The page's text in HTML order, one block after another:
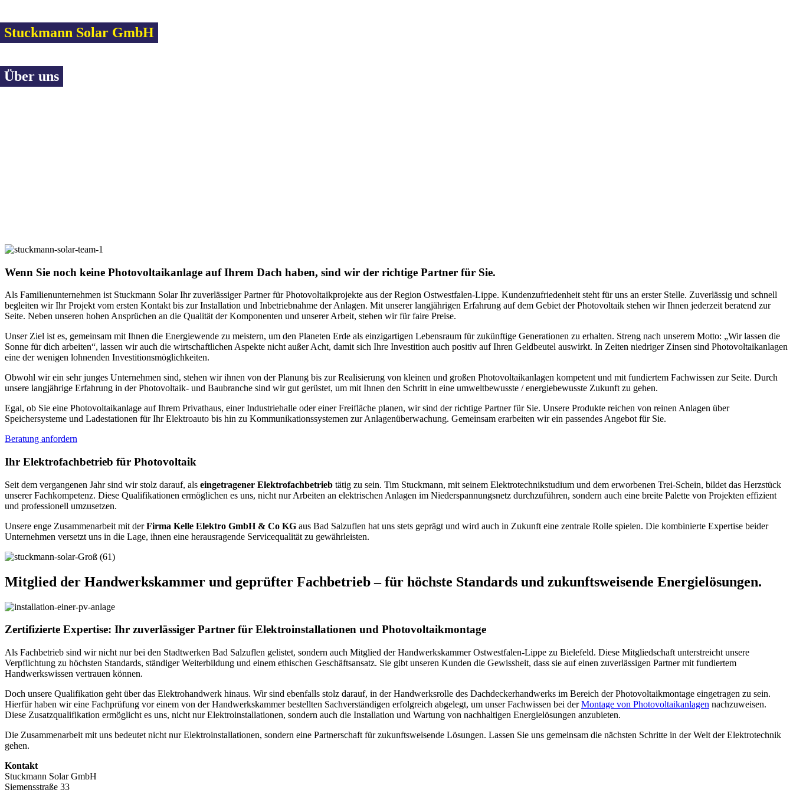
Stuckmann Solar GmbH
Über uns
Wenn Sie noch keine Photovoltaikanlage auf Ihrem Dach haben, sind wir der richtige Partner für Sie.
Als Familienunternehmen ist Stuckmann Solar Ihr zuverlässiger Partner für Photovoltaikprojekte aus der Region Ostwestfalen-Lippe. Kundenzufriedenheit steht für uns an erster Stelle. Zuverlässig und schnell
begleiten wir Ihr Projekt vom ersten Kontakt bis zur Installation und Inbetriebnahme der Anlagen. Mit unserer langjährigen Erfahrung auf dem Gebiet der Photovoltaik stehen wir Ihnen jederzeit beratend zur
Seite. Neben unseren hohen Ansprüchen an die Qualität der Komponenten und unserer Arbeit, stehen wir für faire Preise.
Unser Ziel ist es, gemeinsam mit Ihnen die Energiewende zu meistern, um den Planeten Erde als einzigartigen Lebensraum für zukünftige Generationen zu erhalten. Streng nach unserem Motto: „Wir lassen die
Sonne für dich arbeiten“, lassen wir auch die wirtschaftlichen Aspekte nicht außer Acht, damit sich Ihre Investition auch positiv auf Ihren Geldbeutel auswirkt. In Zeiten niedriger Zinsen sind Photovoltaikanlagen
eine der wenigen lohnenden Investitionsmöglichkeiten.
Obwohl wir ein sehr junges Unternehmen sind, stehen wir ihnen von der Planung bis zur Realisierung von kleinen und großen Photovoltaikanlagen kompetent und mit fundiertem Fachwissen zur Seite. Durch
unsere langjährige Erfahrung in der Photovoltaik- und Baubranche sind wir gut gerüstet, um mit Ihnen den Schritt in eine umweltbewusste / energiebewusste Zukunft zu gehen.
Egal, ob Sie eine Photovoltaikanlage auf Ihrem Privathaus, einer Industriehalle oder einer Freifläche planen, wir sind der richtige Partner für Sie. Unsere Produkte reichen von reinen Anlagen über
Speichersysteme und Ladestationen für Ihr Elektroauto bis hin zu Kommunikationssystemen zur Anlagenüberwachung. Gemeinsam erarbeiten wir ein passendes Angebot für Sie.
Beratung anfordern
Ihr Elektrofachbetrieb für Photovoltaik
Seit dem vergangenen Jahr sind wir stolz darauf, als eingetragener Elektrofachbetrieb tätig zu sein. Tim Stuckmann, mit seinem Elektrotechnikstudium und dem erworbenen Trei-Schein, bildet das Herzstück
unserer Fachkompetenz. Diese Qualifikationen ermöglichen es uns, nicht nur Arbeiten an elektrischen Anlagen im Niederspannungsnetz durchzuführen, sondern auch eine breite Palette von Projekten effizient
und professionell umzusetzen.
Unsere enge Zusammenarbeit mit derFirma Kelle Elektro GmbH & Co KG aus Bad Salzuflen hat uns stets geprägt und wird auch in Zukunft eine zentrale Rolle spielen. Die kombinierte Expertise beider
Unternehmen versetzt uns in die Lage, ihnen eine herausragende Servicequalität zu gewährleisten.
Mitglied der Handwerkskammer und geprüfter Fachbetrieb – für höchste Standards und zukunftsweisende Energielösungen.
Zertifizierte Expertise: Ihr zuverlässiger Partner für Elektroinstallationen und Photovoltaikmontage
Als Fachbetrieb sind wir nicht nur bei den Stadtwerken Bad Salzuflen gelistet, sondern auch Mitglied der Handwerkskammer Ostwestfalen-Lippe zu Bielefeld. Diese Mitgliedschaft unterstreicht unsere
Verpflichtung zu höchsten Standards, ständiger Weiterbildung und einem ethischen Geschäftsansatz. Sie gibt unseren Kunden die Gewissheit, dass sie auf einen zuverlässigen Partner mit fundiertem
Handwerkswissen vertrauen können.
Doch unsere Qualifikation geht über das Elektrohandwerk hinaus. Wir sind ebenfalls stolz darauf, in der Handwerksrolle des Dachdeckerhandwerks im Bereich der Photovoltaikmontage eingetragen zu sein.
Hierfür haben wir eine Fachprüfung vor einem von der Handwerkskammer bestellten Sachverständigen erfolgreich abgelegt, um unser Fachwissen bei derMontage von Photovoltaikanlagen nachzuweisen.
Diese Zusatzqualifikation ermöglicht es uns, nicht nur Elektroinstallationen, sondern auch die Installation und Wartung von nachhaltigen Energielösungen anzubieten.
Die Zusammenarbeit mit uns bedeutet nicht nur Elektroinstallationen, sondern eine Partnerschaft für zukunftsweisende Lösungen. Lassen Sie uns gemeinsam die nächsten Schritte in der Welt der Elektrotechnik
gehen.
Kontakt
Stuckmann Solar GmbH
Siemensstraße 33